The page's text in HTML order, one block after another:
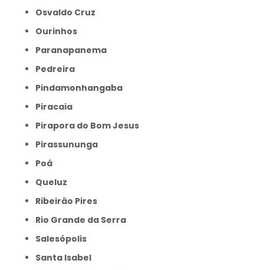
Osvaldo Cruz
Ourinhos
Paranapanema
Pedreira
Pindamonhangaba
Piracaia
Pirapora do Bom Jesus
Pirassununga
Poá
Queluz
Ribeirão Pires
Rio Grande da Serra
Salesópolis
Santa Isabel